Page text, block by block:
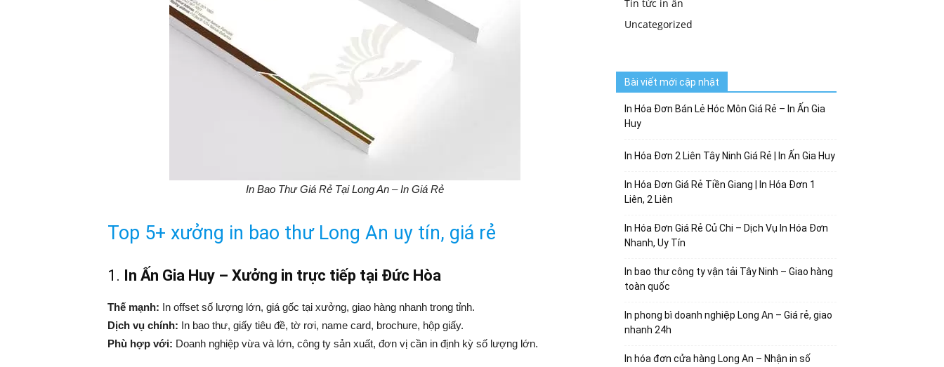
In Bao Thư Giá Rẻ Tại Long An – In Giá Rẻ
Top 5+ xưởng in bao thư Long An uy tín, giá rẻ
1. In Ấn Gia Huy – Xưởng in trực tiếp tại Đức Hòa
Thế mạnh: In offset số lượng lớn, giá gốc tại xưởng, giao hàng nhanh trong tỉnh.
Dịch vụ chính: In bao thư, giấy tiêu đề, tờ rơi, name card, brochure, hộp giấy.
Phù hợp với: Doanh nghiệp vừa và lớn, công ty sản xuất, đơn vị cần in định kỳ số lượng lớn.
Tin tức in ấn
Uncategorized
Bài viết mới cập nhật
In Hóa Đơn Bán Lẻ Hóc Môn Giá Rẻ – In Ấn Gia
Huy
In Hóa Đơn 2 Liên Tây Ninh Giá Rẻ | In Ấn Gia Huy
In Hóa Đơn Giá Rẻ Tiền Giang | In Hóa Đơn 1
Liên, 2 Liên
In Hóa Đơn Giá Rẻ Củ Chi – Dịch Vụ In Hóa Đơn
Nhanh, Uy Tín
In bao thư công ty vận tải Tây Ninh – Giao hàng
toàn quốc
In phong bì doanh nghiệp Long An – Giá rẻ, giao
nhanh 24h
In hóa đơn cửa hàng Long An – Nhận in số